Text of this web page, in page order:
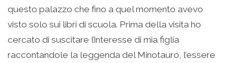
questo palazzo che fino a quel momento avevo
visto solo sui libri di scuola. Prima della visita ho
cercato di suscitare l’interesse di mia figlia
raccontandole la leggenda del Minotauro, l’essere